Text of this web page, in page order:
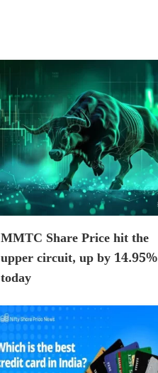
MMTC Share Price hit the
upper circuit, up by 14.95%
today